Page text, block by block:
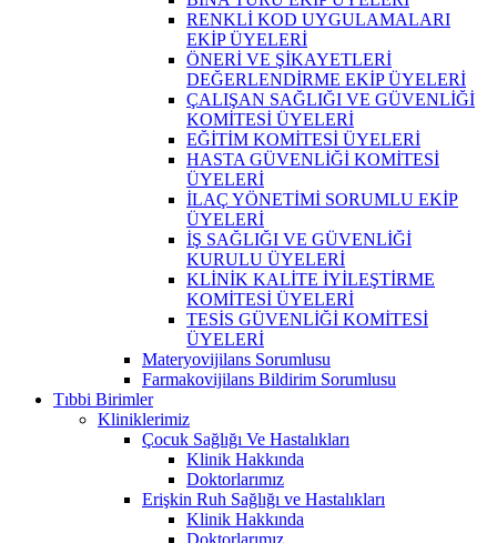
RENKLİ KOD UYGULAMALARI
EKİP ÜYELERİ
ÖNERİ VE ŞİKAYETLERİ
DEĞERLENDİRME EKİP ÜYELERİ
ÇALIŞAN SAĞLIĞI VE GÜVENLİĞİ
KOMİTESİ ÜYELERİ
EĞİTİM KOMİTESİ ÜYELERİ
HASTA GÜVENLİĞİ KOMİTESİ
ÜYELERİ
İLAÇ YÖNETİMİ SORUMLU EKİP
ÜYELERİ
İŞ SAĞLIĞI VE GÜVENLİĞİ
KURULU ÜYELERİ
KLİNİK KALİTE İYİLEŞTİRME
KOMİTESİ ÜYELERİ
TESİS GÜVENLİĞİ KOMİTESİ
ÜYELERİ
Materyovijilans Sorumlusu
Farmakovijilans Bildirim Sorumlusu
Tıbbi Birimler
Kliniklerimiz
Çocuk Sağlığı Ve Hastalıkları
Klinik Hakkında
Doktorlarımız
Erişkin Ruh Sağlığı ve Hastalıkları
Klinik Hakkında
Doktorlarımız